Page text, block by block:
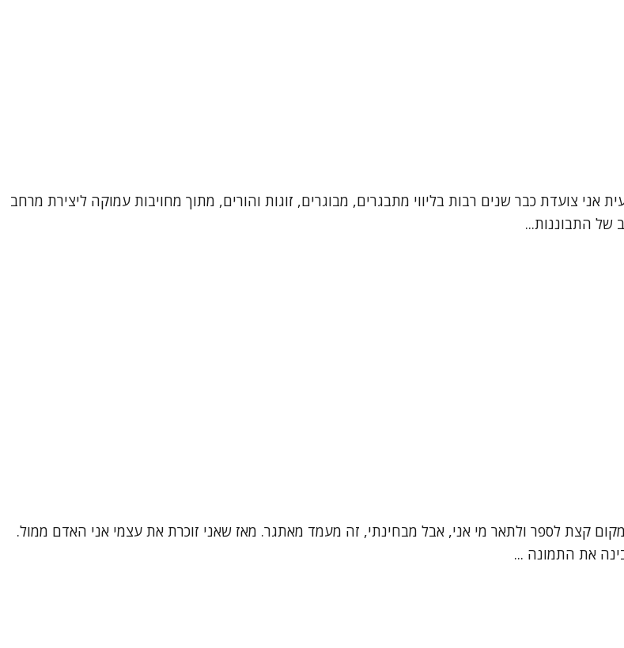
אני צועדת כבר שנים רבות בליווי מתבגרים, מבוגרים, זוגות והורים, מתוך מחויבות עמוקה ליצירת מרחב
של התבוננות...
קצת לספר ולתאר מי אני, אבל מבחינתי, זה מעמד מאתגר. מאז שאני זוכרת את עצמי אני האדם ממול.
את התמונה ...